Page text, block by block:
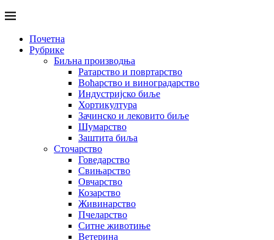
Почетна
Рубрике
Биљна производња
Ратарство и повртарство
Воћарство и виноградарство
Индустријско биље
Хортикултура
Зачинско и лековито биље
Шумарство
Заштита биља
Сточарство
Говедарство
Свињарство
Овчарство
Козарство
Живинарство
Пчеларство
Ситне животиње
Ветерина